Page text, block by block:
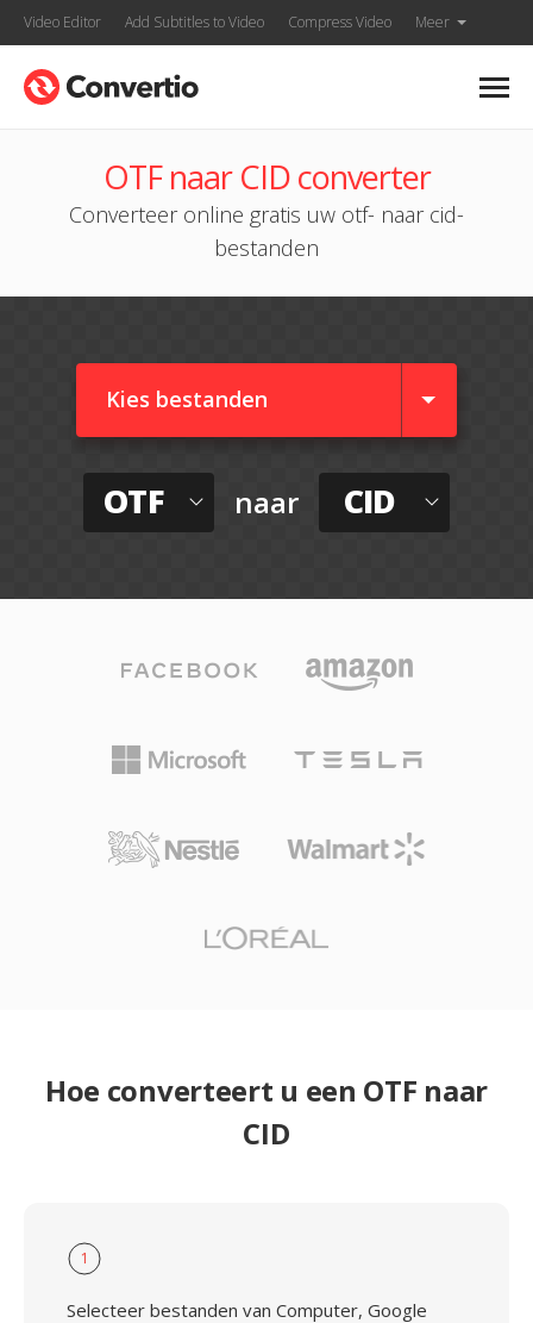
Video Editor Add Subtitles to Video Compress Video Meer
OTF naar CID converter
Converteer online gratis uw otf- naar cid-
bestanden
Kies bestanden
OTF naar CID
Hoe converteert u een OTF naar
CID
1
Selecteer bestanden van Computer, Google